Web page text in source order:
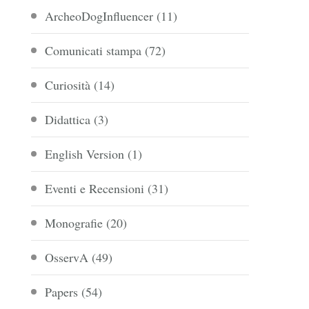
ArcheoDogInfluencer (11)
Comunicati stampa (72)
Curiosità (14)
Didattica (3)
English Version (1)
Eventi e Recensioni (31)
Monografie (20)
OsservA (49)
Papers (54)